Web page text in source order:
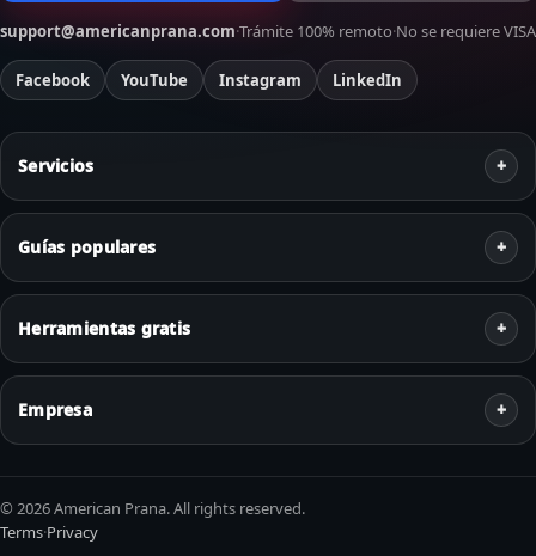
support@americanprana.com·Trámite 100% remoto·No se requiere VISA
Facebook YouTube Instagram LinkedIn
Servicios
Guías populares
Herramientas gratis
Empresa
© 2026 American Prana. All rights reserved.
Terms·Privacy